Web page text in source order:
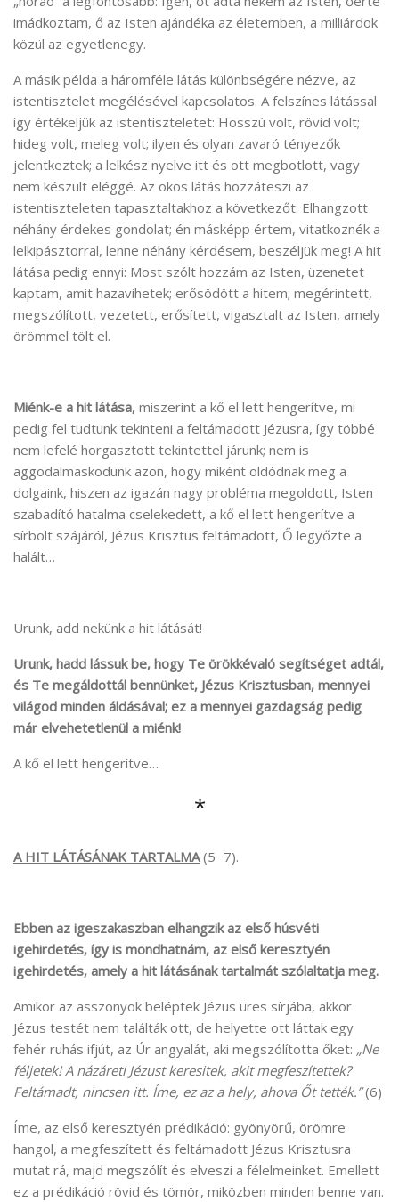
imádkoztam, ő az Isten ajándéka az életemben, a milliárdok
közül az egyetlenegy.
A másik példa a háromféle látás különbségére nézve, az
istentisztelet megélésével kapcsolatos. A felszínes látással
így értékeljük az istentiszteletet: Hosszú volt, rövid volt;
hideg volt, meleg volt; ilyen és olyan zavaró tényezők
jelentkeztek; a lelkész nyelve itt és ott megbotlott, vagy
nem készült eléggé. Az okos látás hozzáteszi az
istentiszteleten tapasztaltakhoz a következőt: Elhangzott
néhány érdekes gondolat; én másképp értem, vitatkoznék a
lelkipásztorral, lenne néhány kérdésem, beszéljük meg! A hit
látása pedig ennyi: Most szólt hozzám az Isten, üzenetet
kaptam, amit hazavihetek; erősödött a hitem; megérintett,
megszólított, vezetett, erősített, vigasztalt az Isten, amely
örömmel tölt el.
Miénk-e a hit látása, miszerint a kő el lett hengerítve, mi
pedig fel tudtunk tekinteni a feltámadott Jézusra, így többé
nem lefelé horgasztott tekintettel járunk; nem is
aggodalmaskodunk azon, hogy miként oldódnak meg a
dolgaink, hiszen az igazán nagy probléma megoldott, Isten
szabadító hatalma cselekedett, a kő el lett hengerítve a
sírbolt szájáról, Jézus Krisztus feltámadott, Ő legyőzte a
halált…
Urunk, add nekünk a hit látását!
Urunk, hadd lássuk be, hogy Te örökkévaló segítséget adtál,
és Te megáldottál bennünket, Jézus Krisztusban, mennyei
világod minden áldásával; ez a mennyei gazdagság pedig
már elvehetetlenül a miénk!
A kő el lett hengerítve…
*
A HIT LÁTÁSÁNAK TARTALMA(5−7).
Ebben az igeszakaszban elhangzik az első húsvéti
igehirdetés, így is mondhatnám, az első keresztyén
igehirdetés, amely a hit látásának tartalmát szólaltatja meg.
Amikor az asszonyok beléptek Jézus üres sírjába, akkor
Jézus testét nem találták ott, de helyette ott láttak egy
fehér ruhás ifjút, az Úr angyalát, aki megszólította őket: „Ne
féljetek! A názáreti Jézust keresitek, akit megfeszítettek?
Feltámadt, nincsen itt. Íme, ez az a hely, ahova Őt tették.”(6)
Íme, az első keresztyén prédikáció: gyönyörű, örömre
hangol, a megfeszített és feltámadott Jézus Krisztusra
mutat rá, majd megszólít és elveszi a félelmeinket. Emellett
ez a prédikáció rövid és tömör, miközben minden benne van.